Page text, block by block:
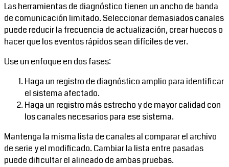
Las herramientas de diagnóstico tienen un ancho de banda
de comunicación limitado. Seleccionar demasiados canales
puede reducir la frecuencia de actualización, crear huecos o
hacer que los eventos rápidos sean difíciles de ver.
Use un enfoque en dos fases:
Haga un registro de diagnóstico amplio para identificar
el sistema afectado.
Haga un registro más estrecho y de mayor calidad con
los canales necesarios para ese sistema.
Mantenga la misma lista de canales al comparar el archivo
de serie y el modificado. Cambiar la lista entre pasadas
puede dificultar el alineado de ambas pruebas.